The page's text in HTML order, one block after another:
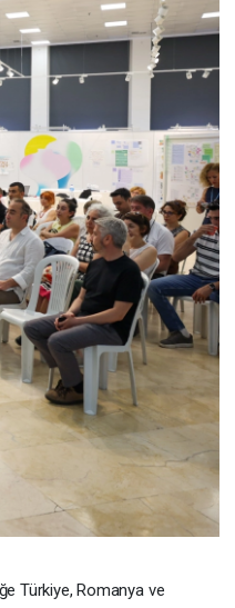
Türkiye, Romanya ve